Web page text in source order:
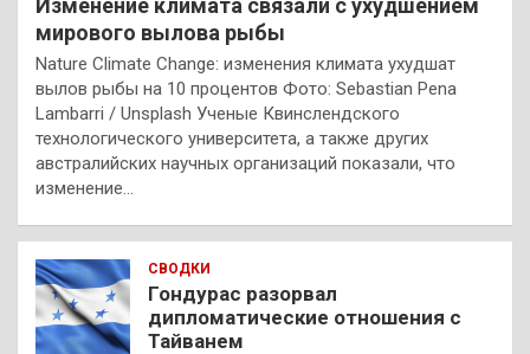
мирового вылова рыбы
Nature Climate Change: изменения климата ухудшат
вылов рыбы на 10 процентов Фото: Sebastian Pena
Lambarri / Unsplash Ученые Квинслендского
технологического университета, а также других
австралийских научных организаций показали, что
изменение…
СВОДКИ
Гондурас разорвал
дипломатические отношения с
Тайванем